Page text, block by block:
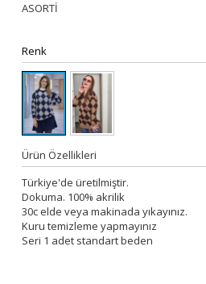
ASORTİ
Renk
Ürün Özellikleri
Türkiye'de üretilmiştir.
Dokuma. 100% akrilik
30c elde veya makinada yıkayınız.
Kuru temizleme yapmayınız
Seri 1 adet standart beden